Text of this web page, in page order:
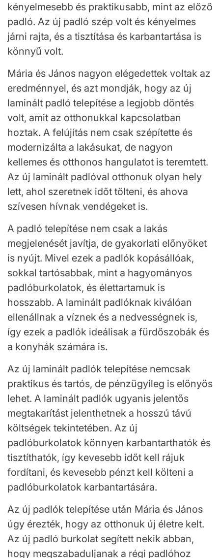
kényelmesebb és praktikusabb, mint az előző
padló. Az új padló szép volt és kényelmes
járni rajta, és a tisztítása és karbantartása is
könnyű volt.
Mária és János nagyon elégedettek voltak az
eredménnyel, és azt mondják, hogy az új
laminált padló telepítése a legjobb döntés
volt, amit az otthonukkal kapcsolatban
hoztak. A felújítás nem csak szépítette és
modernizálta a lakásukat, de nagyon
kellemes és otthonos hangulatot is teremtett.
Az új laminált padlóval otthonuk olyan hely
lett, ahol szeretnek időt tölteni, és ahova
szívesen hívnak vendégeket is.
A padló telepítése nem csak a lakás
megjelenését javítja, de gyakorlati előnyöket
is nyújt. Mivel ezek a padlók kopásállóak,
sokkal tartósabbak, mint a hagyományos
padlóburkolatok, és élettartamuk is
hosszabb. A laminált padlóknak kiválóan
ellenállnak a víznek és a nedvességnek is,
így ezek a padlók ideálisak a fürdőszobák és
a konyhák számára is.
Az új laminált padlók telepítése nemcsak
praktikus és tartós, de pénzügyileg is előnyös
lehet. A laminált padlók ugyanis jelentős
megtakarítást jelenthetnek a hosszú távú
költségek tekintetében. Az új
padlóburkolatok könnyen karbantarthatók és
tisztíthatók, így kevesebb időt kell rájuk
fordítani, és kevesebb pénzt kell költeni a
padlóburkolatok karbantartására.
Az új padlók telepítése után Mária és János
úgy érezték, hogy az otthonuk új életre kelt.
Az új padló burkolat segített nekik abban,
hogy megszabaduljanak a régi padlóhoz